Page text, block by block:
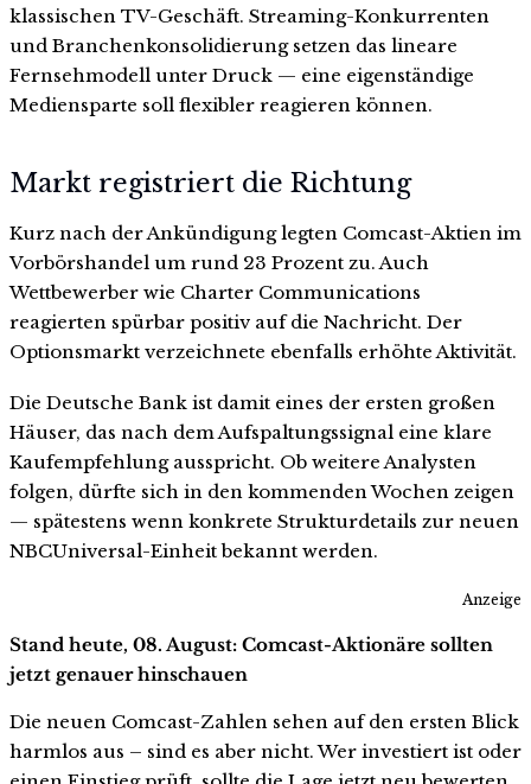
klassischen TV-Geschäft. Streaming-Konkurrenten
und Branchenkonsolidierung setzen das lineare
Fernsehmodell unter Druck — eine eigenständige
Mediensparte soll flexibler reagieren können.
Markt registriert die Richtung
Kurz nach der Ankündigung legten Comcast-Aktien im
Vorbörshandel um rund 23 Prozent zu. Auch
Wettbewerber wie Charter Communications
reagierten spürbar positiv auf die Nachricht. Der
Optionsmarkt verzeichnete ebenfalls erhöhte Aktivität.
Die Deutsche Bank ist damit eines der ersten großen
Häuser, das nach dem Aufspaltungssignal eine klare
Kaufempfehlung ausspricht. Ob weitere Analysten
folgen, dürfte sich in den kommenden Wochen zeigen
— spätestens wenn konkrete Strukturdetails zur neuen
NBCUniversal-Einheit bekannt werden.
Anzeige
Stand heute, 08. August: Comcast-Aktionäre sollten
jetzt genauer hinschauen
Die neuen Comcast-Zahlen sehen auf den ersten Blick
harmlos aus – sind es aber nicht. Wer investiert ist oder